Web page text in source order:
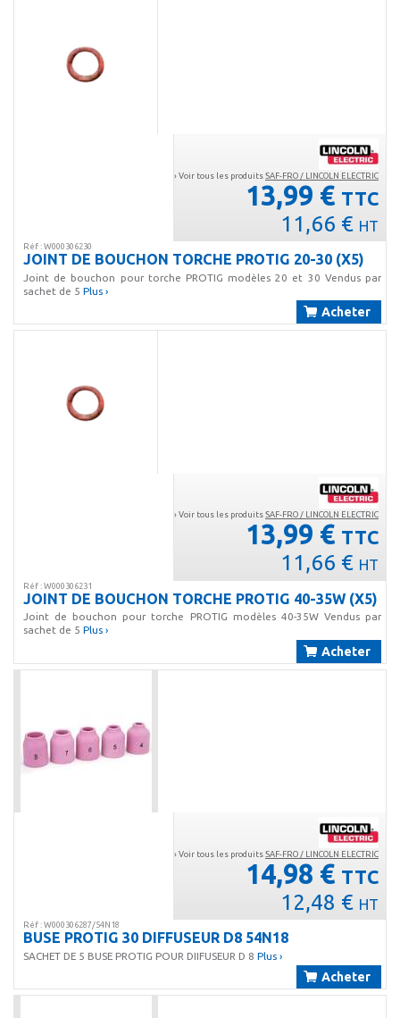
› Voir tous les produitsSAF-FRO / LINCOLN ELECTRIC
13,99 € TTC
11,66 € HT
Réf : W000306230
JOINT DE BOUCHON TORCHE PROTIG 20-30 (X5)
Joint de bouchon pour torche PROTIG modèles 20 et 30 Vendus par
sachet de 5 Plus ›
Acheter
› Voir tous les produitsSAF-FRO / LINCOLN ELECTRIC
13,99 € TTC
11,66 € HT
Réf : W000306231
JOINT DE BOUCHON TORCHE PROTIG 40-35W (X5)
Joint de bouchon pour torche PROTIG modèles 40-35W Vendus par
sachet de 5 Plus ›
Acheter
› Voir tous les produitsSAF-FRO / LINCOLN ELECTRIC
14,98 € TTC
12,48 € HT
Réf : W000306287/54N18
BUSE PROTIG 30 DIFFUSEUR D8 54N18
SACHET DE 5 BUSE PROTIG POUR DIIFUSEUR D 8 Plus ›
Acheter